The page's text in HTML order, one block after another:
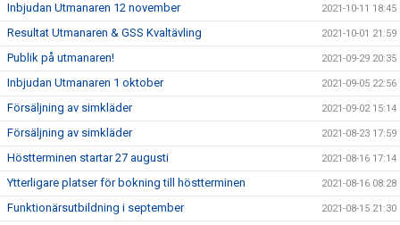
Inbjudan Utmanaren 12 november 2021-10-11 18:45
Resultat Utmanaren & GSS Kvaltävling 2021-10-01 21:59
Publik på utmanaren! 2021-09-29 20:35
Inbjudan Utmanaren 1 oktober 2021-09-05 22:56
Försäljning av simkläder 2021-09-02 15:14
Försäljning av simkläder 2021-08-23 17:59
Höstterminen startar 27 augusti 2021-08-16 17:14
Ytterligare platser för bokning till höstterminen 2021-08-16 08:28
Funktionärsutbildning i september 2021-08-15 21:30